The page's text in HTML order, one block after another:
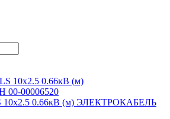
10х2.5 0.66кВ (м) ЭЛЕКТРОКАБЕЛЬ